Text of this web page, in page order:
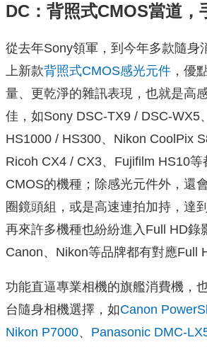
DC：背照式CMOS當道，
從去年Sony領軍，到今年多款隨身
上新款背照式CMOS感光元件 ，優
量、更乾淨的雜訊表現，也就是高
佳，如Sony DSC-TX9 / DSC-WX5
HS1000 / HS300、Nikon CoolPix
Ricoh CX4 / CX3、Fujifilm HS10
CMOS的機種；除感光元件外，還
圈鏡頭組，或是高速連拍加持，達
再來許多機種也紛紛進入Full HD錄
Canon、Nikon等品牌都有對應Full
功能直逼專業相機的旗艦消費機，
台隨身相機選擇，如Canon
Nikon P7000、 Panasonic DMC-